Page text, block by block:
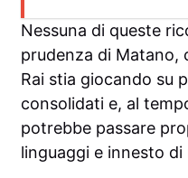
Nessuna di queste
prudenza di Matano,
Rai stia giocando su
consolidati e, al
potrebbe passare
linguaggi e innesto